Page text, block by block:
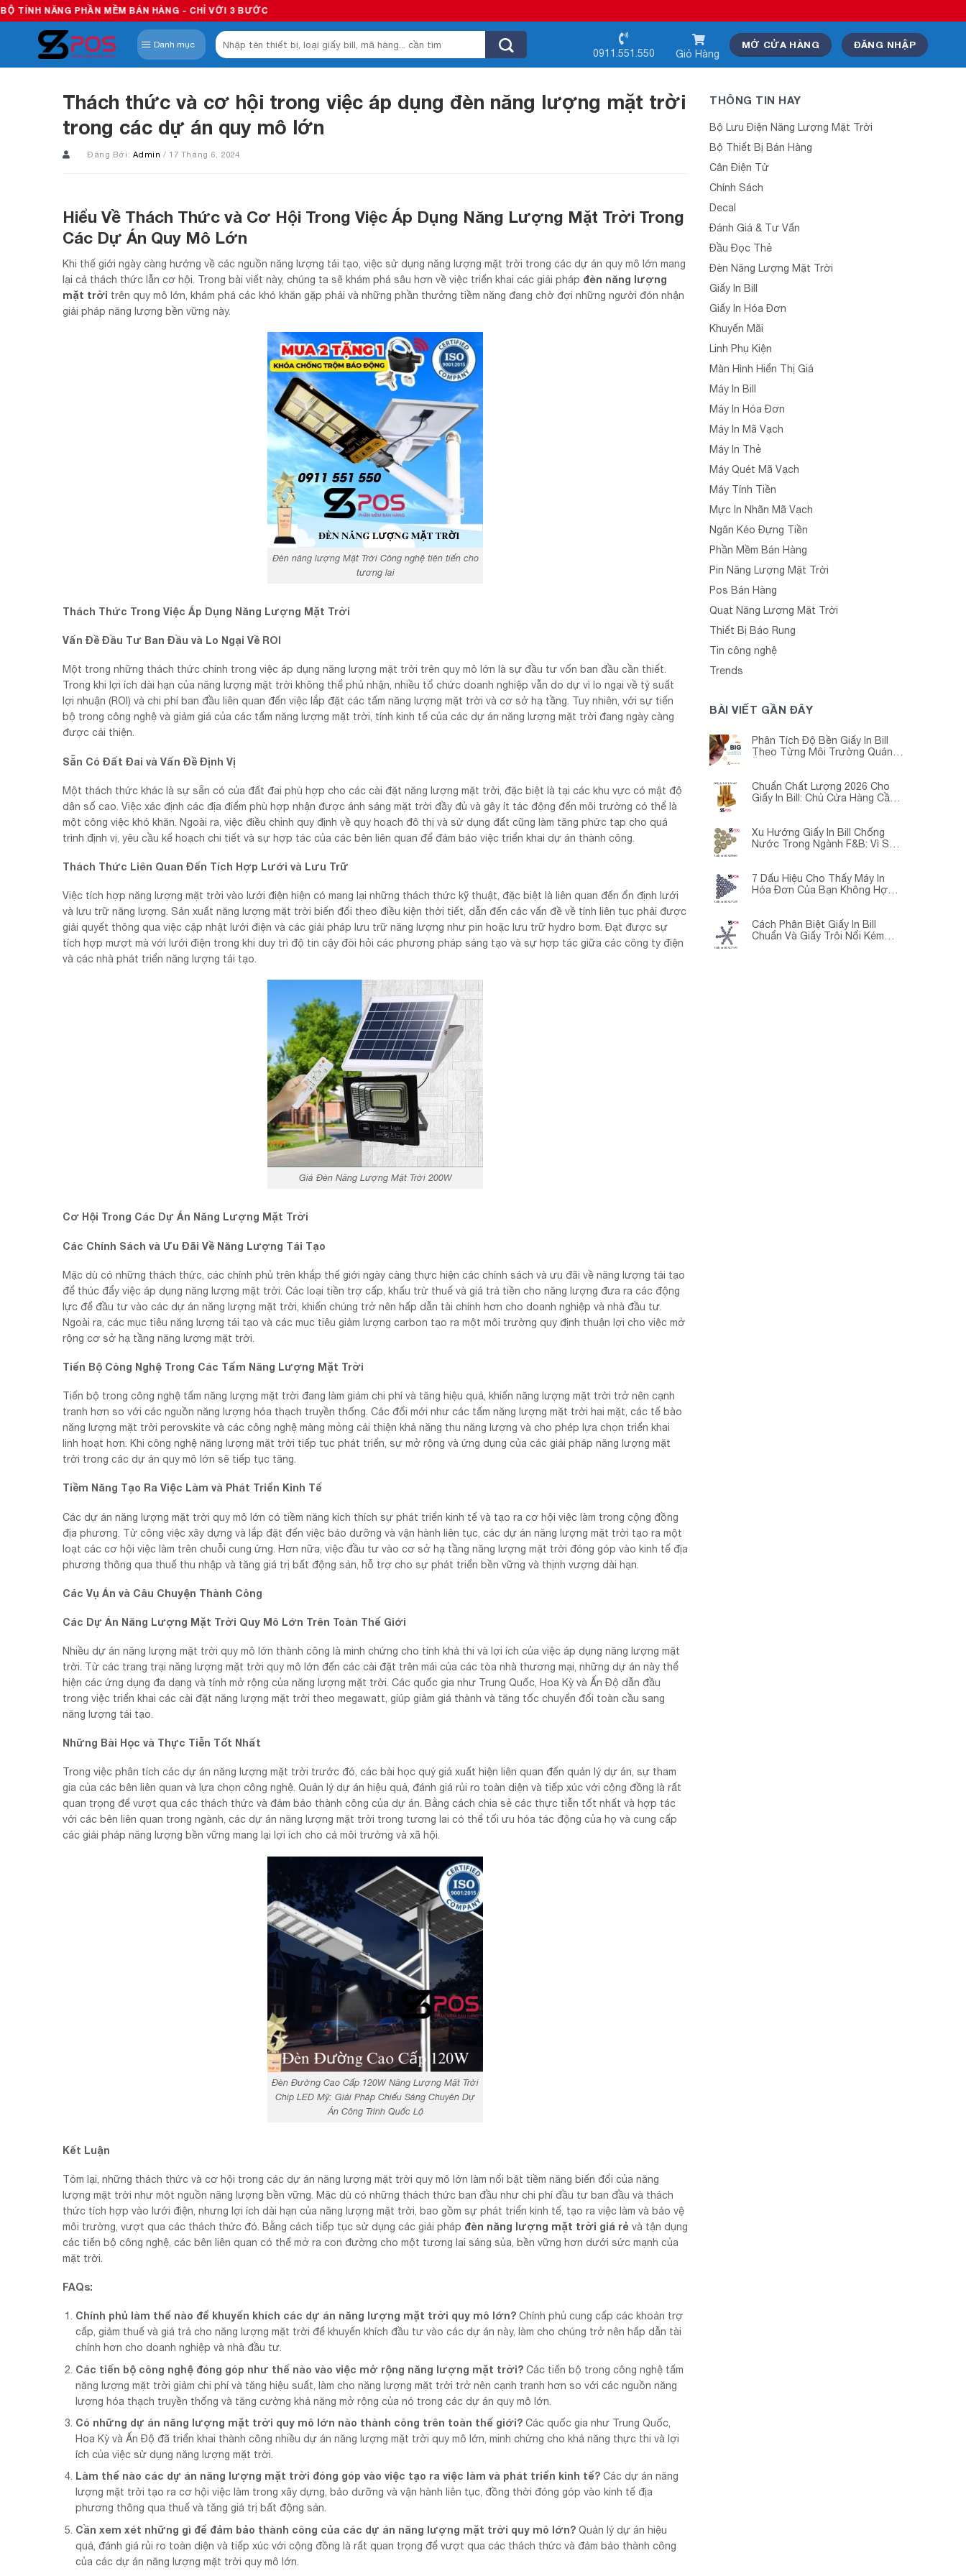
Skip
to
content
MỀM BÁN HÀNG - CHỈ VỚI 3 BƯỚC
Danh mục
Tìm
kiếm:
0911.551.550 Giỏ Hàng
MỞ CỬA HÀNG ĐĂNG NHẬP
Thách thức và cơ hội trong việc áp dụng đèn năng lượng mặt trời
trong các dự án quy mô lớn
Đăng Bởi: Admin / 17 Tháng 6, 2024
Hiểu Về Thách Thức và Cơ Hội Trong Việc Áp Dụng Năng Lượng Mặt Trời Trong
Các Dự Án Quy Mô Lớn
Khi thế giới ngày càng hướng về các nguồn năng lượng tái tạo, việc sử dụng năng lượng mặt trời trong các dự án quy mô lớn mang
lại cả thách thức lẫn cơ hội. Trong bài viết này, chúng ta sẽ khám phá sâu hơn về việc triển khai các giải pháp đèn năng lượng
mặt trời trên quy mô lớn, khám phá các khó khăn gặp phải và những phần thưởng tiềm năng đang chờ đợi những người đón nhận
giải pháp năng lượng bền vững này.
Đèn năng lượng Mặt Trời Công nghệ tiên tiến cho
tương lai
Thách Thức Trong Việc Áp Dụng Năng Lượng Mặt Trời
Vấn Đề Đầu Tư Ban Đầu và Lo Ngại Về ROI
Một trong những thách thức chính trong việc áp dụng năng lượng mặt trời trên quy mô lớn là sự đầu tư vốn ban đầu cần thiết.
Trong khi lợi ích dài hạn của năng lượng mặt trời không thể phủ nhận, nhiều tổ chức doanh nghiệp vẫn do dự vì lo ngại về tỷ suất
lợi nhuận (ROI) và chi phí ban đầu liên quan đến việc lắp đặt các tấm năng lượng mặt trời và cơ sở hạ tầng. Tuy nhiên, với sự tiến
bộ trong công nghệ và giảm giá của các tấm năng lượng mặt trời, tính kinh tế của các dự án năng lượng mặt trời đang ngày càng
được cải thiện.
Sẵn Có Đất Đai và Vấn Đề Định Vị
Một thách thức khác là sự sẵn có của đất đai phù hợp cho các cài đặt năng lượng mặt trời, đặc biệt là tại các khu vực có mật độ
dân số cao. Việc xác định các địa điểm phù hợp nhận được ánh sáng mặt trời đầy đủ và gây ít tác động đến môi trường có thể là
một công việc khó khăn. Ngoài ra, việc điều chỉnh quy định về quy hoạch đô thị và sử dụng đất cũng làm tăng phức tạp cho quá
trình định vị, yêu cầu kế hoạch chi tiết và sự hợp tác của các bên liên quan để đảm bảo việc triển khai dự án thành công.
Thách Thức Liên Quan Đến Tích Hợp Lưới và Lưu Trữ
Việc tích hợp năng lượng mặt trời vào lưới điện hiện có mang lại những thách thức kỹ thuật, đặc biệt là liên quan đến ổn định lưới
và lưu trữ năng lượng. Sản xuất năng lượng mặt trời biến đổi theo điều kiện thời tiết, dẫn đến các vấn đề về tính liên tục phải được
giải quyết thông qua việc cập nhật lưới điện và các giải pháp lưu trữ năng lượng như pin hoặc lưu trữ hydro bơm. Đạt được sự
tích hợp mượt mà với lưới điện trong khi duy trì độ tin cậy đòi hỏi các phương pháp sáng tạo và sự hợp tác giữa các công ty điện
và các nhà phát triển năng lượng tái tạo.
Giá Đèn Năng Lượng Mặt Trời 200W
Cơ Hội Trong Các Dự Án Năng Lượng Mặt Trời
Các Chính Sách và Ưu Đãi Về Năng Lượng Tái Tạo
Mặc dù có những thách thức, các chính phủ trên khắp thế giới ngày càng thực hiện các chính sách và ưu đãi về năng lượng tái tạo
để thúc đẩy việc áp dụng năng lượng mặt trời. Các loại tiền trợ cấp, khấu trừ thuế và giá trả tiền cho năng lượng đưa ra các động
lực để đầu tư vào các dự án năng lượng mặt trời, khiến chúng trở nên hấp dẫn tài chính hơn cho doanh nghiệp và nhà đầu tư.
Ngoài ra, các mục tiêu năng lượng tái tạo và các mục tiêu giảm lượng carbon tạo ra một môi trường quy định thuận lợi cho việc mở
rộng cơ sở hạ tầng năng lượng mặt trời.
Tiến Bộ Công Nghệ Trong Các Tấm Năng Lượng Mặt Trời
Tiến bộ trong công nghệ tấm năng lượng mặt trời đang làm giảm chi phí và tăng hiệu quả, khiến năng lượng mặt trời trở nên cạnh
tranh hơn so với các nguồn năng lượng hóa thạch truyền thống. Các đổi mới như các tấm năng lượng mặt trời hai mặt, các tế bào
năng lượng mặt trời perovskite và các công nghệ màng mỏng cải thiện khả năng thu năng lượng và cho phép lựa chọn triển khai
linh hoạt hơn. Khi công nghệ năng lượng mặt trời tiếp tục phát triển, sự mở rộng và ứng dụng của các giải pháp năng lượng mặt
trời trong các dự án quy mô lớn sẽ tiếp tục tăng.
Tiềm Năng Tạo Ra Việc Làm và Phát Triển Kinh Tế
Các dự án năng lượng mặt trời quy mô lớn có tiềm năng kích thích sự phát triển kinh tế và tạo ra cơ hội việc làm trong cộng đồng
địa phương. Từ công việc xây dựng và lắp đặt đến việc bảo dưỡng và vận hành liên tục, các dự án năng lượng mặt trời tạo ra một
loạt các cơ hội việc làm trên chuỗi cung ứng. Hơn nữa, việc đầu tư vào cơ sở hạ tầng năng lượng mặt trời đóng góp vào kinh tế địa
phương thông qua thuế thu nhập và tăng giá trị bất động sản, hỗ trợ cho sự phát triển bền vững và thịnh vượng dài hạn.
Các Vụ Án và Câu Chuyện Thành Công
Các Dự Án Năng Lượng Mặt Trời Quy Mô Lớn Trên Toàn Thế Giới
Nhiều dự án năng lượng mặt trời quy mô lớn thành công là minh chứng cho tính khả thi và lợi ích của việc áp dụng năng lượng mặt
trời. Từ các trang trại năng lượng mặt trời quy mô lớn đến các cài đặt trên mái của các tòa nhà thương mại, những dự án này thể
hiện các ứng dụng đa dạng và tính mở rộng của năng lượng mặt trời. Các quốc gia như Trung Quốc, Hoa Kỳ và Ấn Độ dẫn đầu
trong việc triển khai các cài đặt năng lượng mặt trời theo megawatt, giúp giảm giá thành và tăng tốc chuyển đổi toàn cầu sang
năng lượng tái tạo.
Những Bài Học và Thực Tiễn Tốt Nhất
Trong việc phân tích các dự án năng lượng mặt trời trước đó, các bài học quý giá xuất hiện liên quan đến quản lý dự án, sự tham
gia của các bên liên quan và lựa chọn công nghệ. Quản lý dự án hiệu quả, đánh giá rủi ro toàn diện và tiếp xúc với cộng đồng là rất
quan trọng để vượt qua các thách thức và đảm bảo thành công của dự án. Bằng cách chia sẻ các thực tiễn tốt nhất và hợp tác
với các bên liên quan trong ngành, các dự án năng lượng mặt trời trong tương lai có thể tối ưu hóa tác động của họ và cung cấp
các giải pháp năng lượng bền vững mang lại lợi ích cho cả môi trường và xã hội.
Đèn Đường Cao Cấp 120W Năng Lượng Mặt Trời
Chip LED Mỹ: Giải Pháp Chiếu Sáng Chuyên Dự
Án Công Trình Quốc Lộ
Kết Luận
Tóm lại, những thách thức và cơ hội trong các dự án năng lượng mặt trời quy mô lớn làm nổi bật tiềm năng biến đổi của năng
lượng mặt trời như một nguồn năng lượng bền vững. Mặc dù có những thách thức ban đầu như chi phí đầu tư ban đầu và thách
thức tích hợp vào lưới điện, nhưng lợi ích dài hạn của năng lượng mặt trời, bao gồm sự phát triển kinh tế, tạo ra việc làm và bảo vệ
môi trường, vượt qua các thách thức đó. Bằng cách tiếp tục sử dụng các giải pháp đèn năng lượng mặt trời giá rẻ và tận dụng
các tiến bộ công nghệ, các bên liên quan có thể mở ra con đường cho một tương lai sáng sủa, bền vững hơn dưới sức mạnh của
mặt trời.
FAQs:
Chính phủ làm thế nào để khuyến khích các dự án năng lượng mặt trời quy mô lớn? Chính phủ cung cấp các khoản trợ
cấp, giảm thuế và giá trả cho năng lượng mặt trời để khuyến khích đầu tư vào các dự án này, làm cho chúng trở nên hấp dẫn tài
chính hơn cho doanh nghiệp và nhà đầu tư.
Các tiến bộ công nghệ đóng góp như thế nào vào việc mở rộng năng lượng mặt trời? Các tiến bộ trong công nghệ tấm
năng lượng mặt trời giảm chi phí và tăng hiệu suất, làm cho năng lượng mặt trời trở nên cạnh tranh hơn so với các nguồn năng
lượng hóa thạch truyền thống và tăng cường khả năng mở rộng của nó trong các dự án quy mô lớn.
Có những dự án năng lượng mặt trời quy mô lớn nào thành công trên toàn thế giới? Các quốc gia như Trung Quốc,
Hoa Kỳ và Ấn Độ đã triển khai thành công nhiều dự án năng lượng mặt trời quy mô lớn, minh chứng cho khả năng thực thi và lợi
ích của việc sử dụng năng lượng mặt trời.
Làm thế nào các dự án năng lượng mặt trời đóng góp vào việc tạo ra việc làm và phát triển kinh tế? Các dự án năng
lượng mặt trời tạo ra cơ hội việc làm trong xây dựng, bảo dưỡng và vận hành liên tục, đồng thời đóng góp vào kinh tế địa
phương thông qua thuế và tăng giá trị bất động sản.
Cần xem xét những gì để đảm bảo thành công của các dự án năng lượng mặt trời quy mô lớn? Quản lý dự án hiệu
quả, đánh giá rủi ro toàn diện và tiếp xúc với cộng đồng là rất quan trọng để vượt qua các thách thức và đảm bảo thành công
của các dự án năng lượng mặt trời quy mô lớn.
THÔNG TIN HAY
Bộ Lưu Điện Năng Lượng Mặt Trời
Bộ Thiết Bị Bán Hàng
Cân Điện Tử
Chính Sách
Decal
Đánh Giá & Tư Vấn
Đầu Đọc Thẻ
Đèn Năng Lượng Mặt Trời
Giấy In Bill
Giấy In Hóa Đơn
Khuyến Mãi
Linh Phụ Kiện
Màn Hình Hiển Thị Giá
Máy In Bill
Máy In Hóa Đơn
Máy In Mã Vạch
Máy In Thẻ
Máy Quét Mã Vạch
Máy Tính Tiền
Mực In Nhãn Mã Vạch
Ngăn Kéo Đựng Tiền
Phần Mềm Bán Hàng
Pin Năng Lượng Mặt Trời
Pos Bán Hàng
Quạt Năng Lượng Mặt Trời
Thiết Bị Báo Rung
Tin công nghệ
Trends
BÀI VIẾT GẦN ĐÂY
Phân Tích Độ Bền Giấy In Bill
Theo Từng Môi Trường Quán
Chuẩn Chất Lượng 2026 Cho
Giấy In Bill: Chủ Cửa Hàng Cần
Xu Hướng Giấy In Bill Chống
Nước Trong Ngành F&B: Vì Sao
7 Dấu Hiệu Cho Thấy Máy In
Hóa Đơn Của Bạn Không Hợp
Cách Phân Biệt Giấy In Bill
Chuẩn Và Giấy Trôi Nổi Kém